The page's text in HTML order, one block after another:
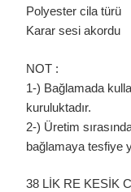
Polyester cila
Karar sesi
NOT :
1-) Bağlamada
kuruluktadır.
2-) Üretim
bağlamaya tesfiye
38 LİK RE KESİK